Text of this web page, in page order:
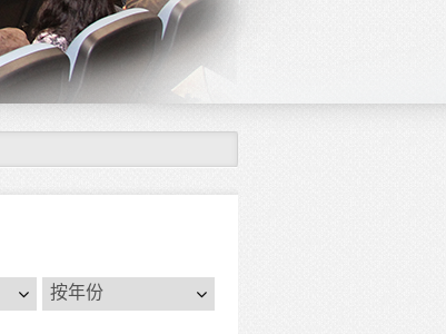
按按年份